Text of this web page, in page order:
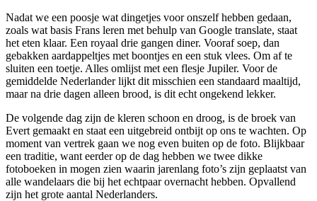
Nadat we een poosje wat dingetjes voor onszelf hebben gedaan,
zoals wat basis Frans leren met behulp van Google translate, staat
het eten klaar. Een royaal drie gangen diner. Vooraf soep, dan
gebakken aardappeltjes met boontjes en een stuk vlees. Om af te
sluiten een toetje. Alles omlijst met een flesje Jupiler. Voor de
gemiddelde Nederlander lijkt dit misschien een standaard maaltijd,
maar na drie dagen alleen brood, is dit echt ongekend lekker.
De volgende dag zijn de kleren schoon en droog, is de broek van
Evert gemaakt en staat een uitgebreid ontbijt op ons te wachten. Op
moment van vertrek gaan we nog even buiten op de foto. Blijkbaar
een traditie, want eerder op de dag hebben we twee dikke
fotoboeken in mogen zien waarin jarenlang foto’s zijn geplaatst van
alle wandelaars die bij het echtpaar overnacht hebben. Opvallend
zijn het grote aantal Nederlanders.